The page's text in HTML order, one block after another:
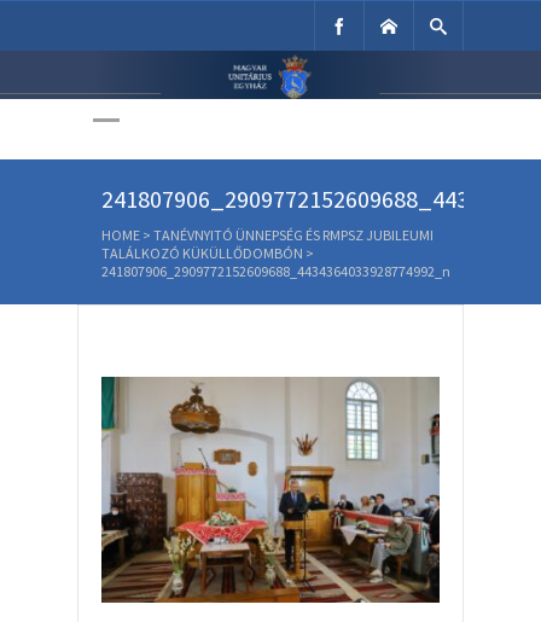
Unitárius Egyház
HOME > TANÉVNYITÓ ÜNNEPSÉG ÉS RMPSZ JUBILEUMI
TALÁLKOZÓ KÜKÜLLŐDOMBÓN >
241807906_2909772152609688_4434364033928774992_n